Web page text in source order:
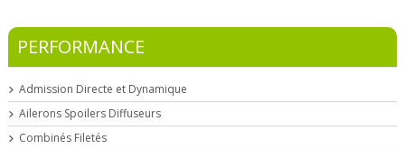
PERFORMANCE
Admission Directe et Dynamique
Ailerons Spoilers Diffuseurs
Combinés Filetés